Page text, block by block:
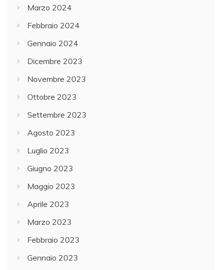
Marzo 2024
Febbraio 2024
Gennaio 2024
Dicembre 2023
Novembre 2023
Ottobre 2023
Settembre 2023
Agosto 2023
Luglio 2023
Giugno 2023
Maggio 2023
Aprile 2023
Marzo 2023
Febbraio 2023
Gennaio 2023